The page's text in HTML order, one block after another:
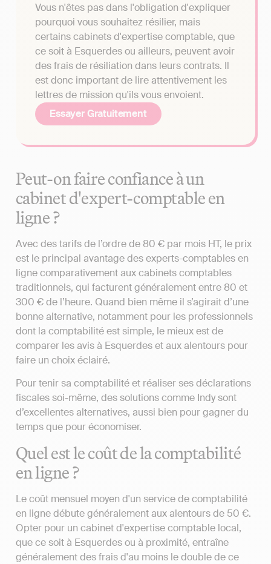
Vous n'êtes pas dans l'obligation d'expliquer
pourquoi vous souhaitez résilier, mais
certains cabinets d'expertise comptable, que
ce soit à Esquerdes ou ailleurs, peuvent avoir
des frais de résiliation dans leurs contrats. Il
est donc important de lire attentivement les
lettres de mission qu'ils vous envoient.
Essayer Gratuitement
Peut-on faire confiance à un
cabinet d'expert-comptable en
ligne ?
Avec des tarifs de l’ordre de 80 € par mois HT, le prix
est le principal avantage des experts-comptables en
ligne comparativement aux cabinets comptables
traditionnels, qui facturent généralement entre 80 et
300 € de l’heure. Quand bien même il s’agirait d’une
bonne alternative, notamment pour les professionnels
dont la comptabilité est simple, le mieux est de
comparer les avis à Esquerdes et aux alentours pour
faire un choix éclairé.
Pour tenir sa comptabilité et réaliser ses déclarations
fiscales soi-même, des solutions comme Indy sont
d’excellentes alternatives, aussi bien pour gagner du
temps que pour économiser.
Quel est le coût de la comptabilité
en ligne ?
Le coût mensuel moyen d'un service de comptabilité
en ligne débute généralement aux alentours de 50 €.
Opter pour un cabinet d'expertise comptable local,
que ce soit à Esquerdes ou à proximité, entraîne
généralement des frais d'au moins le double de ce